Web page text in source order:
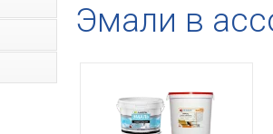
Эмали в